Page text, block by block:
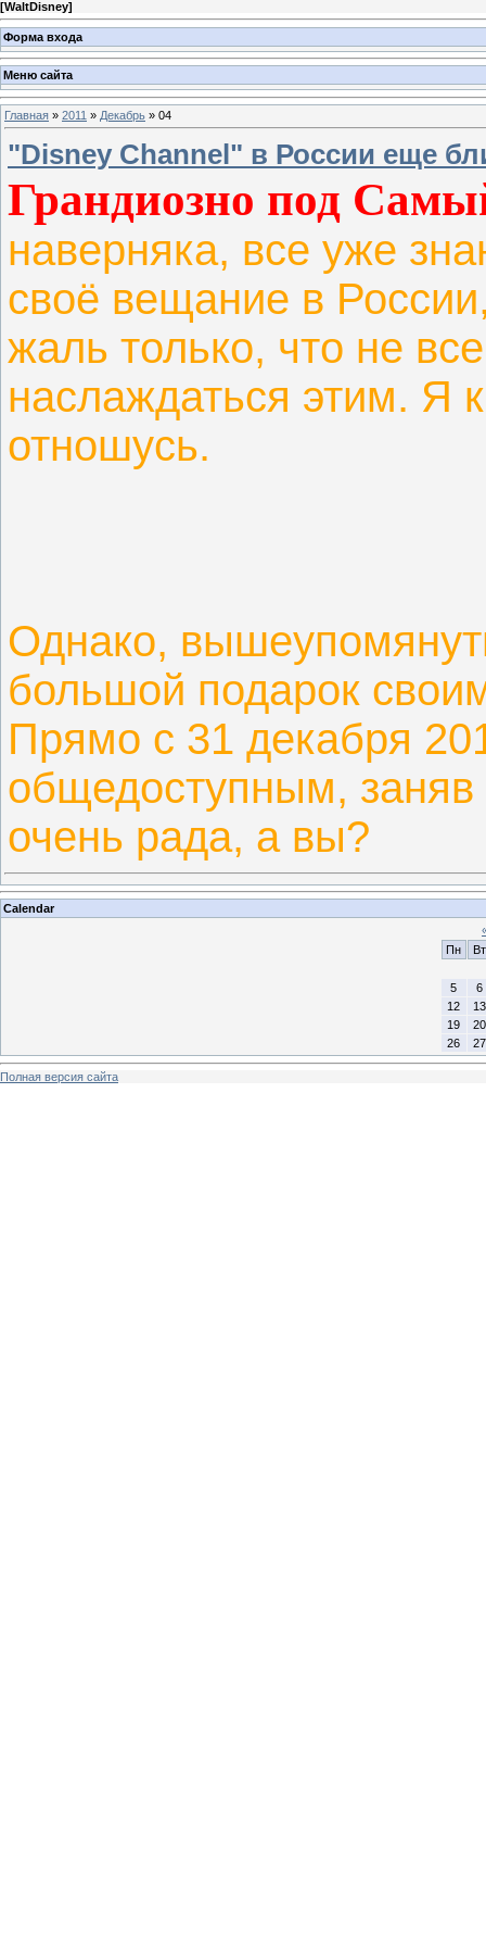
[WaltDisney]
Форма входа
Меню сайта
Главная » 2011 » Декабрь » 04
"Disney Channel" в России еще
Грандиозно под
наверняка, все уже
своё вещание в
жаль только, что не
наслаждаться этим. Я
отношусь.
Однако,
большой подарок
Прямо с 31 декабря
общедоступным,
очень рада, а вы?
Calendar
Пн
Вт
5
6
12
13
19
20
26
27
Полная версия сайта